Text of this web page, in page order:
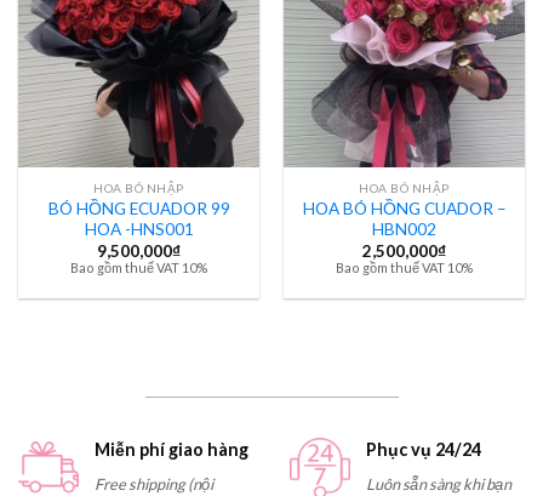
HOA BÓ NHẬP
BÓ HỒNG ECUADOR 99
HOA -HNS001
9,500,000₫
Bao gồm thuế VAT 10%
HOA BÓ NHẬP
HOA BÓ HỒNG CUADOR –
HBN002
2,500,000₫
Bao gồm thuế VAT 10%
Miễn phí giao hàng
Free shipping (nội
Phục vụ 24/24
Luôn sẵn sàng khi bạn